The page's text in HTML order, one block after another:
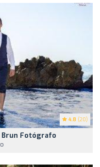
4.8 (20)
Brun Fotógrafo